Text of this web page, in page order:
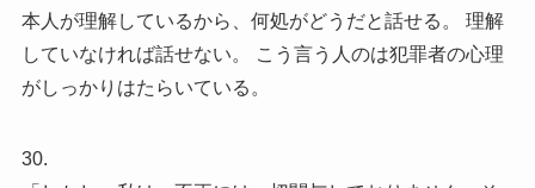
本人が理解しているから、何処がどうだと話せる。 理解
していなければ話せない。 こう言う人のは犯罪者の心理
がしっかりはたらいている。
30.